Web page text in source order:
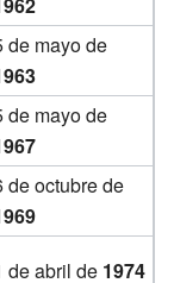
de mayo de
de mayo de
de octubre de
de abril de 1974